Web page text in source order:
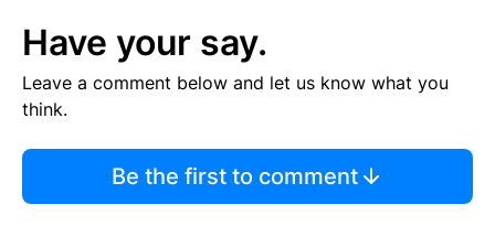
Have your say.
Leave a comment below and let us know what you
think.
Be the first to comment